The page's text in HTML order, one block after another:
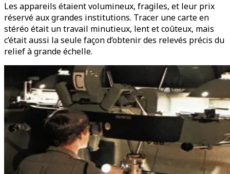
Les appareils étaient volumineux, fragiles, et leur prix
réservé aux grandes institutions. Tracer une carte en
stéréo était un travail minutieux, lent et coûteux, mais
c’était aussi la seule façon d’obtenir des relevés précis du
relief à grande échelle.